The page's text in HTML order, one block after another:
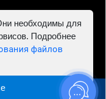
781302555843,
и МО - Автосервис
необходимы для
Подробнее
файлов